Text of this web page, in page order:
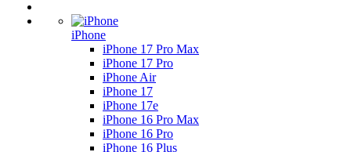
iPhone
iPhone 17 Pro Max
iPhone 17 Pro
iPhone Air
iPhone 17
iPhone 17e
iPhone 16 Pro Max
iPhone 16 Pro
iPhone 16 Plus